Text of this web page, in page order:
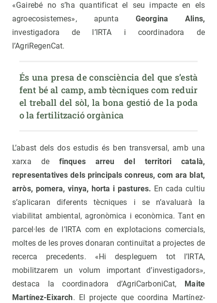
«Gairebé no s’ha quantificat el seu impacte en els
agroecosistemes», apunta Georgina Alins,
investigadora de l’IRTA i coordinadora de
l’AgriRegenCat.
És una presa de consciència del que s’està
fent bé al camp, amb tècniques com reduir
el treball del sòl, la bona gestió de la poda
o la fertilització orgànica
L’abast dels dos estudis és ben transversal, amb una
xarxa de finques arreu del territori català,
representatives dels principals conreus, com ara blat,
arròs, pomera, vinya, horta i pastures. En cada cultiu
s’aplicaran diferents tècniques i se n’avaluarà la
viabilitat ambiental, agronòmica i econòmica. Tant en
parcel·les de l’IRTA com en explotacions comercials,
moltes de les proves donaran continuïtat a projectes de
recerca precedents. «Hi despleguem tot l’IRTA,
mobilitzarem un volum important d’investigadors»,
destaca la coordinadora d’AgriCarboniCat,
Maite
Martínez-Eixarch. El projecte que coordina Martínez-